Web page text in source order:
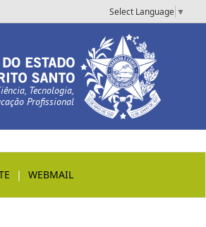
Select Language ▼
Tecnologia,
Profissional
| WEBMAIL